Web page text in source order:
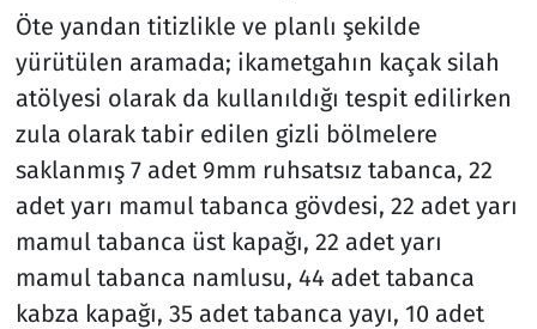
Öte yandan titizlikle ve planlı şekilde
yürütülen aramada; ikametgahın kaçak silah
atölyesi olarak da kullanıldığı tespit edilirken
zula olarak tabir edilen gizli bölmelere
saklanmış 7 adet 9mm ruhsatsız tabanca, 22
adet yarı mamul tabanca gövdesi, 22 adet yarı
mamul tabanca üst kapağı, 22 adet yarı
mamul tabanca namlusu, 44 adet tabanca
kabza kapağı, 35 adet tabanca yayı, 10 adet